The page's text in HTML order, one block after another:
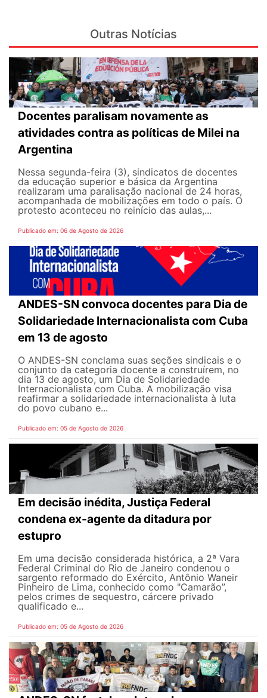
Outras Notícias
Docentes paralisam novamente as
atividades contra as políticas de Milei na
Argentina
Nessa segunda-feira (3), sindicatos de docentes
da educação superior e básica da Argentina
realizaram uma paralisação nacional de 24 horas,
acompanhada de mobilizações em todo o país. O
protesto aconteceu no reinício das aulas,...
Publicado em: 06 de Agosto de 2026
ANDES-SN convoca docentes para Dia de
Solidariedade Internacionalista com Cuba
em 13 de agosto
O ANDES-SN conclama suas seções sindicais e o
conjunto da categoria docente a construírem, no
dia 13 de agosto, um Dia de Solidariedade
Internacionalista com Cuba. A mobilização visa
reafirmar a solidariedade internacionalista à luta
do povo cubano e...
Publicado em: 05 de Agosto de 2026
Em decisão inédita, Justiça Federal
condena ex-agente da ditadura por
estupro
Em uma decisão considerada histórica, a 2ª Vara
Federal Criminal do Rio de Janeiro condenou o
sargento reformado do Exército, Antônio Waneir
Pinheiro de Lima, conhecido como "Camarão”,
pelos crimes de sequestro, cárcere privado
qualificado e...
Publicado em: 05 de Agosto de 2026